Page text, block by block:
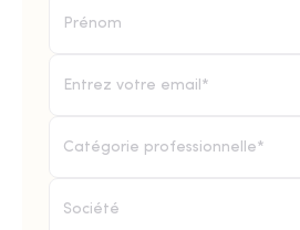
Catégorie professionnelle*